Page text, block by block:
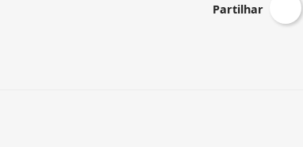
Partilhar